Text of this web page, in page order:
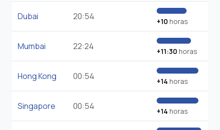
Dubai 20:54 +10 horas
Mumbai 22:24 +11:30 horas
Hong Kong 00:54 +14 horas
Singapore 00:54 +14 horas